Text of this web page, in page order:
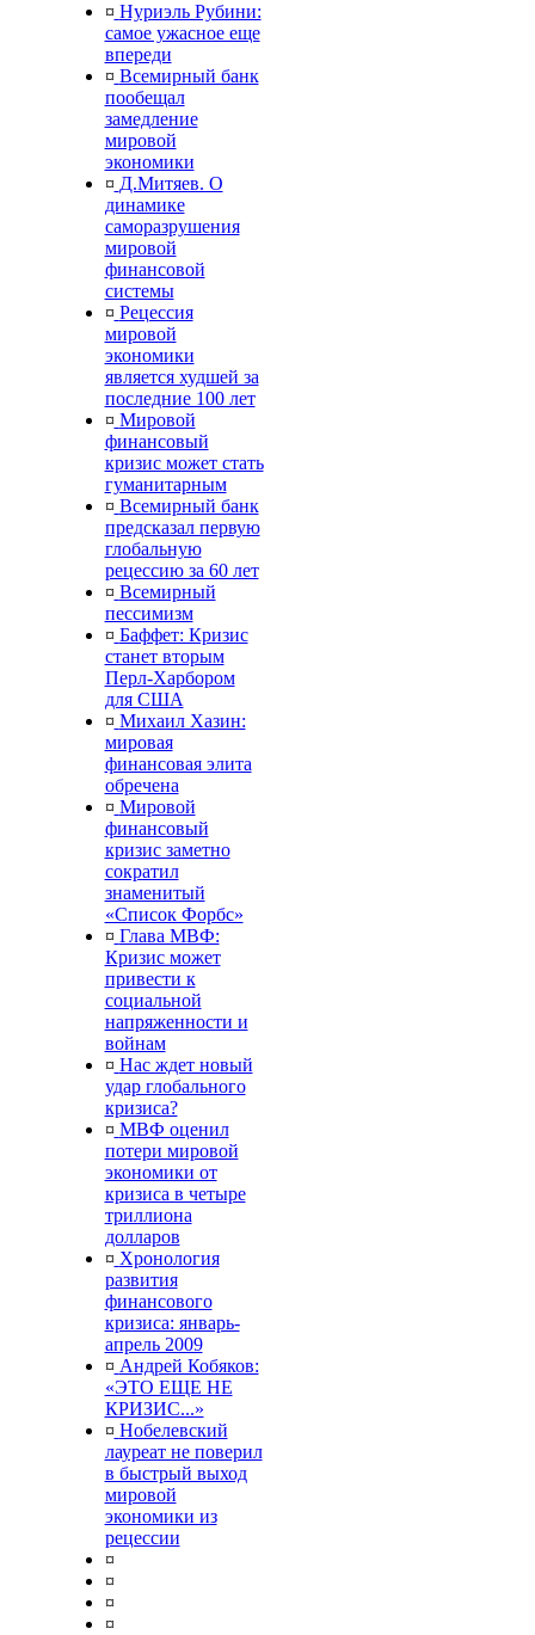
¤ Нуриэль Рубини:
самое ужасное еще
впереди
¤ Всемирный банк
пообещал
замедление
мировой
экономики
¤ Д.Митяев. О
динамике
саморазрушения
мировой
финансовой
системы
¤ Рецессия
мировой
экономики
является худшей за
последние 100 лет
¤ Мировой
финансовый
кризис может стать
гуманитарным
¤ Всемирный банк
предсказал первую
глобальную
рецессию за 60 лет
¤ Всемирный
пессимизм
¤ Баффет: Кризис
станет вторым
Перл-Харбором
для США
¤ Михаил Хазин:
мировая
финансовая элита
обречена
¤ Мировой
финансовый
кризис заметно
сократил
знаменитый
«Список Форбс»
¤ Глава МВФ:
Кризис может
привести к
социальной
напряженности и
войнам
¤ Нас ждет новый
удар глобального
кризиса?
¤ МВФ оценил
потери мировой
экономики от
кризиса в четыре
триллиона
долларов
¤ Хронология
развития
финансового
кризиса: январь-
апрель 2009
¤ Андрей Кобяков:
«ЭТО ЕЩЕ НЕ
КРИЗИС...»
¤ Нобелевский
лауреат не поверил
в быстрый выход
мировой
экономики из
рецессии
¤
¤
¤
¤